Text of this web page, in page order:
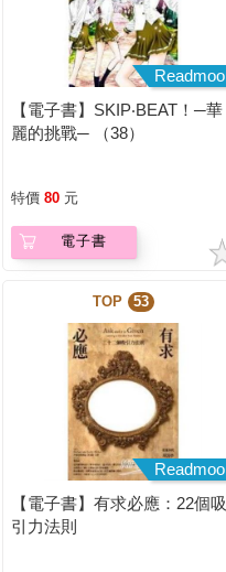
Readmoo
【電子書】SKIP‧BEAT！─華
麗的挑戰─ （38）
特價 80 元
電子書
TOP 53
Readmoo
【電子書】有求必應：22個吸
引力法則